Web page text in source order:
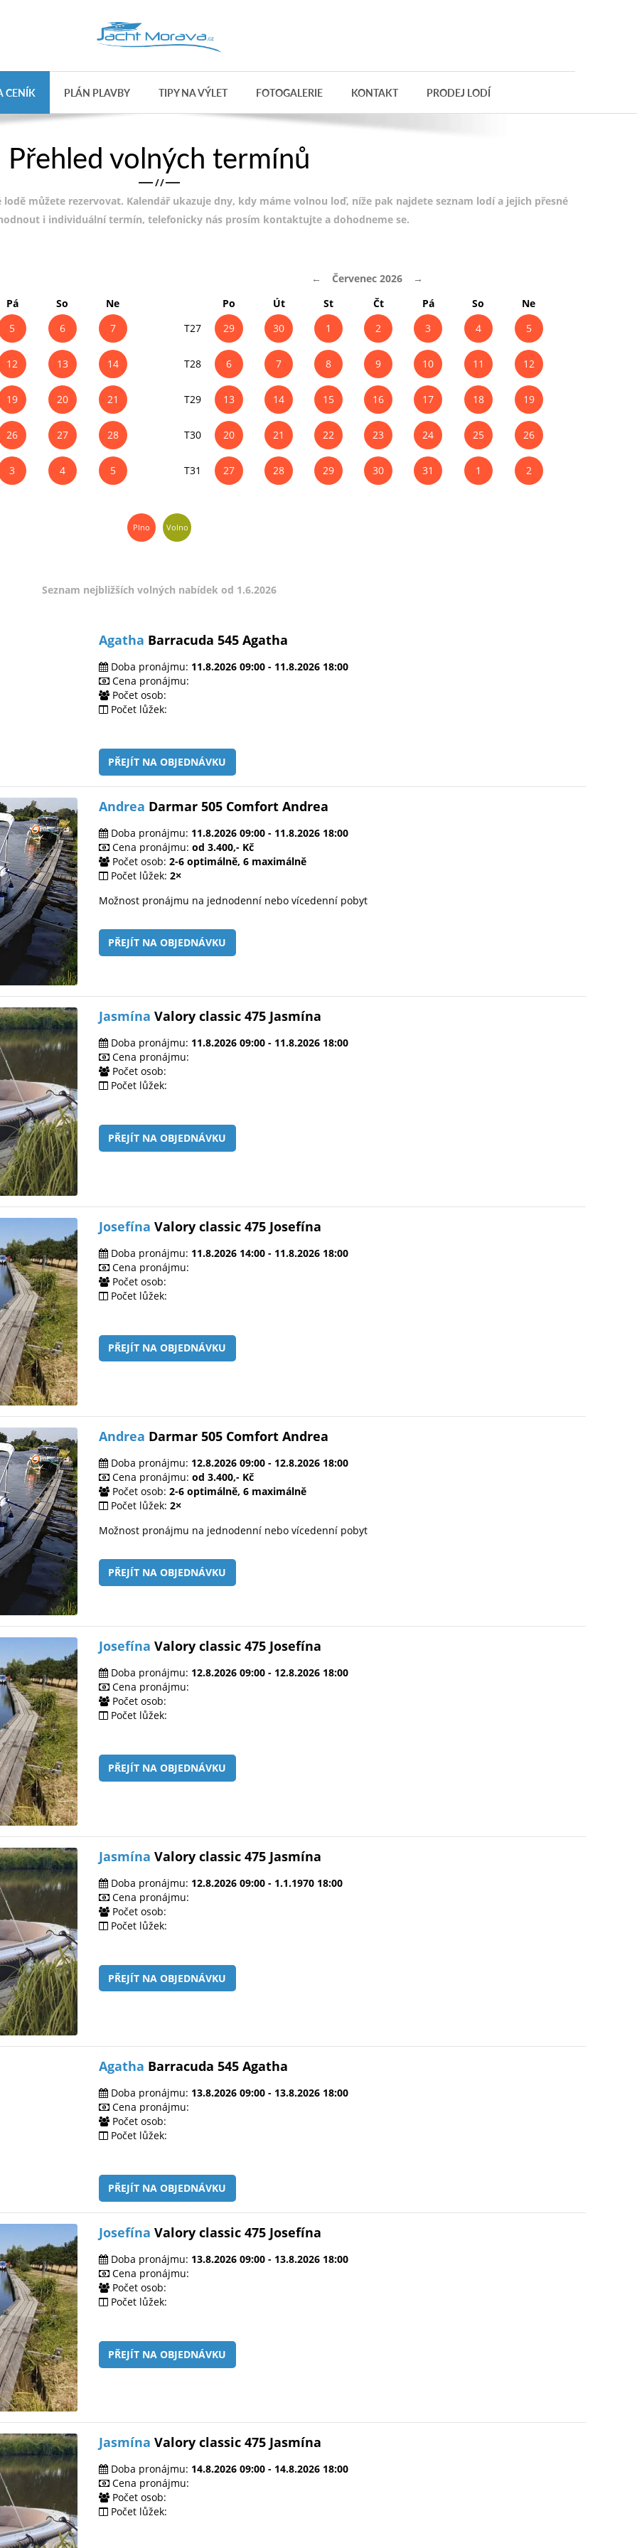
CENÍK PLÁN PLAVBY TIPY NA VÝLET FOTOGALERIE KONTAKT PRODEJ LODÍ
Přehled volných termínů
/ /
můžete rezervovat. Kalendář ukazuje dny, kdy máme volnou loď, níže pak najdete seznam lodí a jejich přesné
i individuální termín, telefonicky nás prosím kontaktujte a dohodneme se.
Pá So
Ne
5 6 7
12 13 14
19 20 21
26 27 28
3 4 5
← Červenec 2026
→
Po
Út St Čt Pá So
Ne
T27
29 30 1 2 3 4 5
T28 6 7 8 9 10 11 12
T29 13 14 15 16 17 18 19
T30 20 21 22 23 24 25 26
T31 27 28 29 30 31 1 2
Plno Volno
Seznam nejbližších volných nabídek od 1.6.2026
Agatha Barracuda 545 Agatha
Doba pronájmu: 11.8.2026 09:00 - 11.8.2026 18:00
Cena pronájmu:
Počet osob:
Počet lůžek:
PŘEJÍT NA OBJEDNÁVKU
Andrea Darmar 505 Comfort Andrea
Doba pronájmu: 11.8.2026 09:00 - 11.8.2026 18:00
Cena pronájmu: od 3.400,- Kč
Počet osob: 2-6 optimálně, 6 maximálně
Počet lůžek: 2×
Možnost pronájmu na jednodenní nebo vícedenní pobyt
PŘEJÍT NA OBJEDNÁVKU
Jasmína Valory classic 475 Jasmína
Doba pronájmu: 11.8.2026 09:00 - 11.8.2026 18:00
Cena pronájmu:
Počet osob:
Počet lůžek:
PŘEJÍT NA OBJEDNÁVKU
Josefína Valory classic 475 Josefína
Doba pronájmu: 11.8.2026 14:00 - 11.8.2026 18:00
Cena pronájmu:
Počet osob:
Počet lůžek:
PŘEJÍT NA OBJEDNÁVKU
Andrea Darmar 505 Comfort Andrea
Doba pronájmu: 12.8.2026 09:00 - 12.8.2026 18:00
Cena pronájmu: od 3.400,- Kč
Počet osob: 2-6 optimálně, 6 maximálně
Počet lůžek: 2×
Možnost pronájmu na jednodenní nebo vícedenní pobyt
PŘEJÍT NA OBJEDNÁVKU
Josefína Valory classic 475 Josefína
Doba pronájmu: 12.8.2026 09:00 - 12.8.2026 18:00
Cena pronájmu:
Počet osob:
Počet lůžek:
PŘEJÍT NA OBJEDNÁVKU
Jasmína Valory classic 475 Jasmína
Doba pronájmu: 12.8.2026 09:00 - 1.1.1970 18:00
Cena pronájmu:
Počet osob:
Počet lůžek:
PŘEJÍT NA OBJEDNÁVKU
Agatha Barracuda 545 Agatha
Doba pronájmu: 13.8.2026 09:00 - 13.8.2026 18:00
Cena pronájmu:
Počet osob:
Počet lůžek:
PŘEJÍT NA OBJEDNÁVKU
Josefína Valory classic 475 Josefína
Doba pronájmu: 13.8.2026 09:00 - 13.8.2026 18:00
Cena pronájmu:
Počet osob:
Počet lůžek:
PŘEJÍT NA OBJEDNÁVKU
Jasmína Valory classic 475 Jasmína
Doba pronájmu: 14.8.2026 09:00 - 14.8.2026 18:00
Cena pronájmu:
Počet osob:
Počet lůžek: